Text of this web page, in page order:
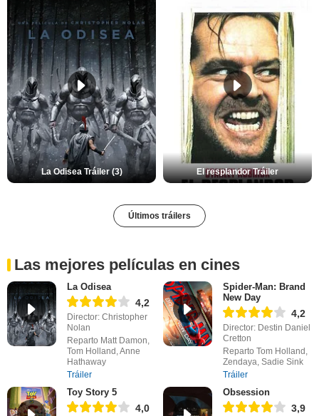
La Odisea Tráiler (3) El resplandor Tráiler
Últimos tráilers
Las mejores películas en cines
La Odisea
4,2
Director: Christopher
Nolan
Reparto Matt Damon,
Tom Holland, Anne
Hathaway
Tráiler
Spider-Man: Brand
New Day
4,2
Director: Destin Daniel
Cretton
Reparto Tom Holland,
Zendaya, Sadie Sink
Tráiler
Toy Story 5
4,0
Obsession
3,9